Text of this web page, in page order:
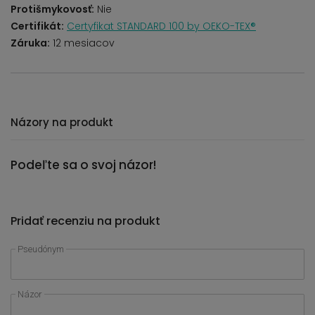
Protišmykovosť: Nie
Certifikát: Certyfikat STANDARD 100 by OEKO-TEX®
Záruka: 12 mesiacov
Názory na produkt
Podeľte sa o svoj názor!
Pridať recenziu na produkt
Pseudónym
Názor